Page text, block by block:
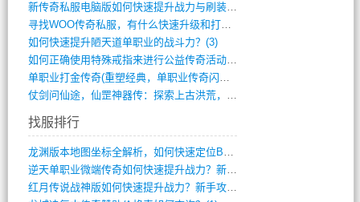
新传奇私服电脑版如何快速提升战力与刷装备(835)
寻找WOO传奇私服，有什么快速升级和打宝(864)
如何快速提升陋天道单职业的战斗力？(3)
如何正确使用特殊戒指来进行公益传奇活动？(10)
单职业打金传奇(重塑经典，单职业传奇闪耀(10)
仗剑问仙途，仙罡神器传：探索上古洪荒，揭(813)
找服排行
龙渊版本地图坐标全解析，如何快速定位BO(3)
逆天单职业微端传奇如何快速提升战力？新手(2)
红月传说战神版如何快速提升战力？新手攻略(2)